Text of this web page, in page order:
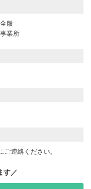
般
業所
連絡ください。